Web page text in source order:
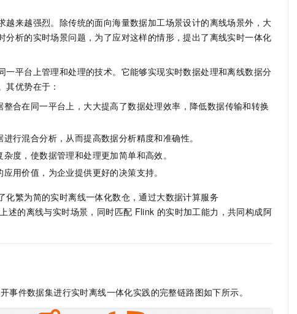
来越强烈。除传统的面向海量数据加工场景设计的离线场景外，大
析的实时场景问题，为了应对这样的情形，提出了离线实时一体化
一平台上管理和处理的技术。它能够实现实时数据处理和离线数据分
优势在于：
合在同一平台上，大大提高了数据处理效率，降低数据传输和转换
行混合分析，从而提高数据分析精度和准确性。
度，使数据管理和处理更加简单和高效。
用价值，为企业提供更好的决策支持。
繁为简的实时离线一体化数仓，通过大数据计算服务
述的离线与实时场景，同时匹配 Flink 的实时加工能力，共同构成阿
事件数据集进行实时离线一体化实践的完整链路图如下所示。
专为长程任务能力而生
Wan2.7-T2V
建
的应用模版和解决方案
平台百炼-智能体
地构建企业级 Agent
台 PAI
AI Native 的算法工程平台，一站式完成建模、训练、推理服务部署
面向真实软件的智能体编程平台
万有无界
秒悟
云端极速 AI 应用创作平台
一
用1%尺寸在特定领域达到大模型90%以上效果
理容器应用的 K8s 服务 云原生的云上边界网络安全防护产品
送备案服务码 AI助力短剧漫剧创作，剧本、分镜、视频高效生成
自动承接线索、识别商机，让客服更高效、服务更出
上
覆
云
精
AI
Ubuntu
模板建站
定制小程序
堡
AI
成为服务伙伴
服务生态伙伴
高校合作
科研合作